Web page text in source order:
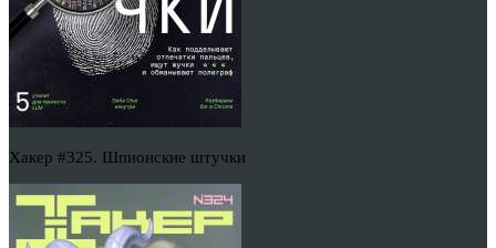
Хакер #325. Шпионские штучки